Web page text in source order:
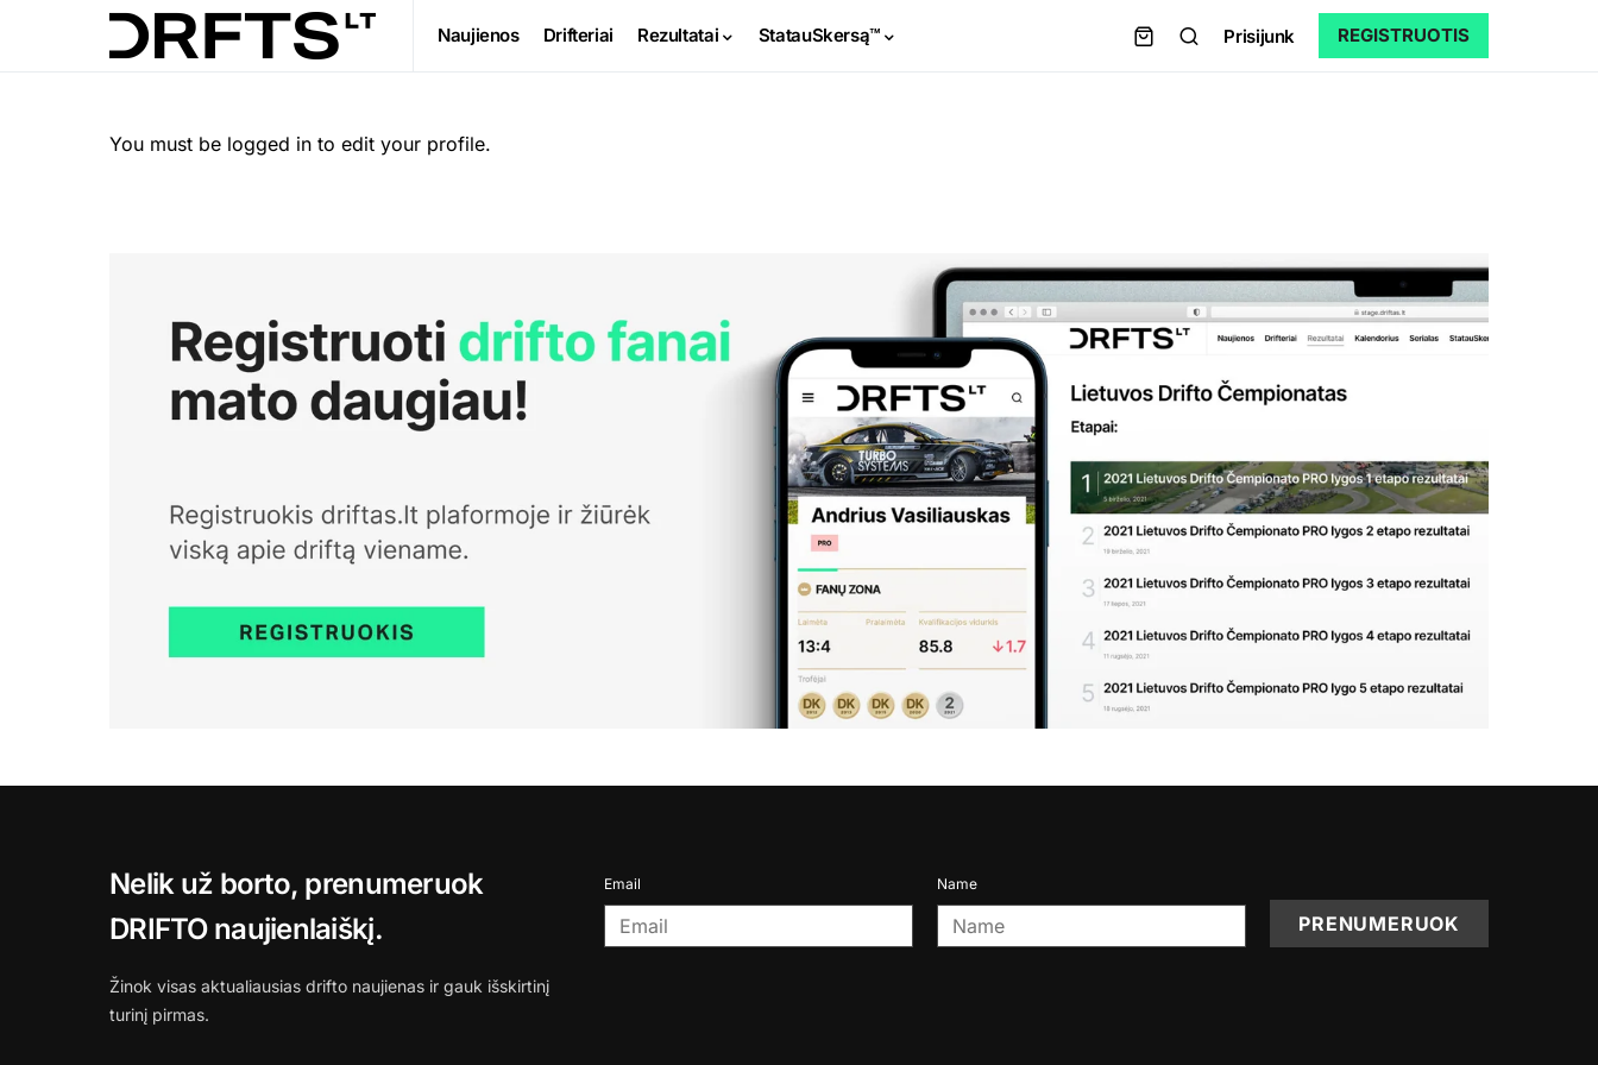
Naujienos Drifteriai Rezultatai StatauSkersą™ Prisijunk REGISTRUOTIS
You must be logged in to edit your profile.
Nelik už borto, prenumeruok
DRIFTO naujienlaiškį.
Žinok visas aktualiausias drifto naujienas ir gauk išskirtinį
turinį pirmas.
Email Name
PRENUMERUOK